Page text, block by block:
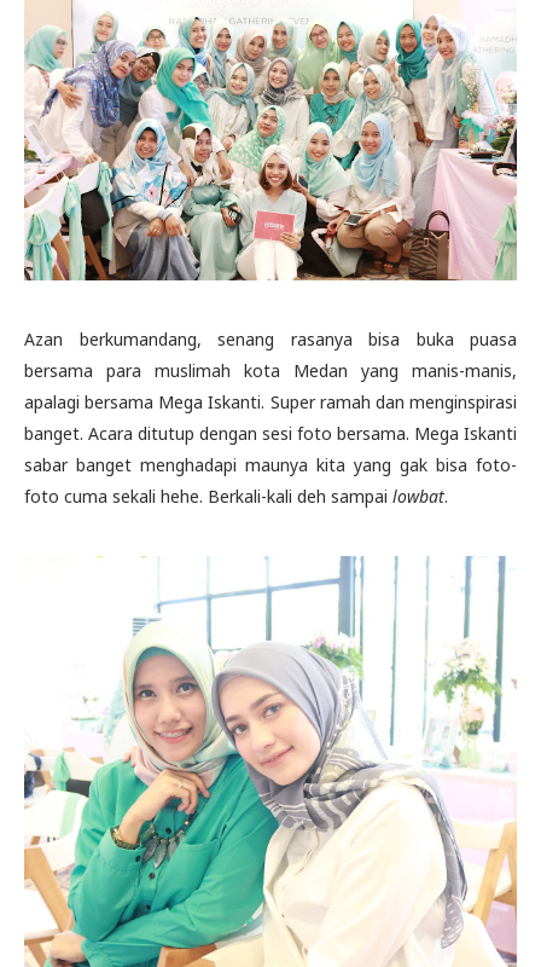
Azan berkumandang, senang rasanya bisa buka puasa
bersama para muslimah kota Medan yang manis-manis,
apalagi bersama Mega Iskanti. Super ramah dan menginspirasi
banget. Acara ditutup dengan sesi foto bersama. Mega Iskanti
sabar banget menghadapi maunya kita yang gak bisa foto-
foto cuma sekali hehe. Berkali-kali deh sampai lowbat.